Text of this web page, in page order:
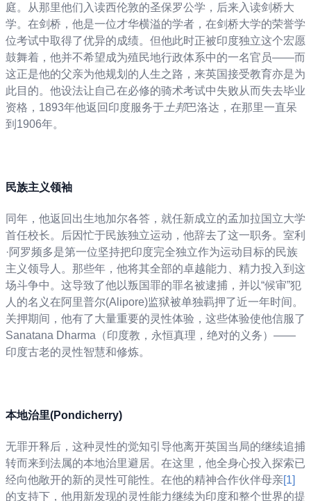
庭。从那里他们入读西伦敦的圣保罗公学，后来入读剑桥大
学。在剑桥，他是一位才华横溢的学者，在剑桥大学的荣誉学
位考试中取得了优异的成绩。但他此时正被印度独立这个宏愿
鼓舞着，他并不希望成为殖民地行政体系中的一名官员——而
这正是他的父亲为他规划的人生之路，来英国接受教育亦是为
此目的。他设法让自己在必修的骑术考试中失败从而失去毕业
资格，1893年他返回印度服务于土邦巴洛达，在那里一直呆
到1906年。
民族主义领袖
同年，他返回出生地加尔各答，就任新成立的孟加拉国立大学
首任校长。后因忙于民族独立运动，他辞去了这一职务。室利
·阿罗频多是第一位坚持把印度完全独立作为运动目标的民族
主义领导人。那些年，他将其全部的卓越能力、精力投入到这
场斗争中。这导致了他以叛国罪的罪名被逮捕，并以“候审”犯
人的名义在阿里普尔(Alipore)监狱被单独羁押了近一年时间。
关押期间，他有了大量重要的灵性体验，这些体验使他信服了
Sanatana Dharma（印度教，永恒真理，绝对的义务）——
印度古老的灵性智慧和修炼。
本地治里(Pondicherry)
无罪开释后，这种灵性的觉知引导他离开英国当局的继续追捕
转而来到法属的本地治里避居。在这里，他全身心投入探索已
经向他敞开的新的灵性可能性。在他的精神合作伙伴母亲[1]
的支持下，他用新发现的灵性能力继续为印度和整个世界的提